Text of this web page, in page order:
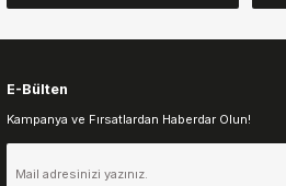
Gönder
E-Bülten
Kampanya ve Fırsatlardan Haberdar Olun!